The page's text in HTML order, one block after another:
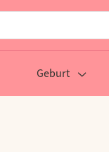
Geburt